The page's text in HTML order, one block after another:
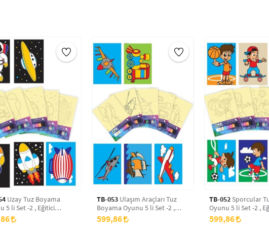
yapılacak etkinlikler arasında tuz boyama, kum boyama oyunu evde yapılacak
biridir.4 yaş, 5 yaş, 6 yaş, 7 yaş, 8 yaş, 9 yaş gibi çocuklar için evde yapılabilecek
ve aktiviteler için önerilen en iyi eğitici zeka geliştirici oyundur.
Uzay Tuz Boyama
5 li Set -2 , Eğitici
, Kum Boyama Oyunu
TB-053 Ulaşım Araçları Tuz
Boyama Oyunu 5 li Set -2 ,
Eğitici Aktivite , Kum Boyama
Oyunu TB-053
599,86
TB-052 Sporcular
Oyunu 5 li Set -2 ,
Aktivite , Kum
TB-052
599,86